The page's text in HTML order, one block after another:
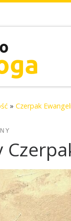
» Czerpak